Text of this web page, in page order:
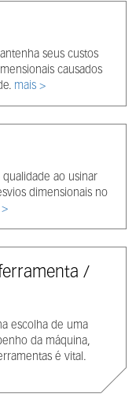
seus custos
causados
mais >
ao usinar
dimensionais no
>
/
escolha de uma
da máquina,
é vital.